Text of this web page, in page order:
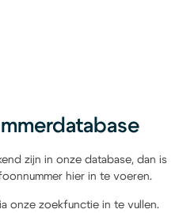
zijn in onze database, dan is
hier in te voeren.
onze zoekfunctie in te vullen.